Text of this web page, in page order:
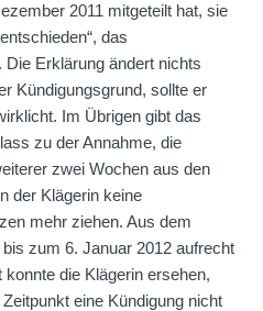
2011 mitgeteilt hat, sie
das
Erklärung ändert nichts
Kündigungsgrund, sollte er
Im Übrigen gibt das
zu der Annahme, die
zwei Wochen aus den
der Klägerin keine
mehr ziehen. Aus dem
zum 6. Januar 2012 aufrecht
die Klägerin ersehen,
eine Kündigung nicht